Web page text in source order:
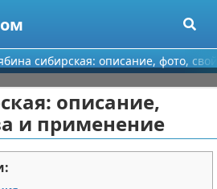
сибирская: описание, фото,
описание,
и применение